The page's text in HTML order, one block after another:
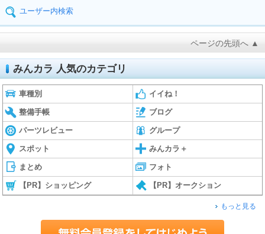
ユーザー内検索
ページの先頭へ ▲
みんカラ 人気のカテゴリ
車種別 イイね！
整備手帳 ブログ
パーツレビュー グループ
スポット みんカラ＋
まとめ フォト
【PR】ショッピング 【PR】オークション
もっと見る